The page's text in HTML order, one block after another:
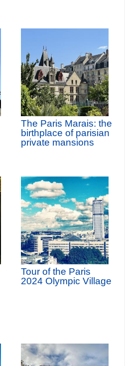
The Paris Marais: the
birthplace of parisian
private mansions
Tour of the Paris
2024 Olympic Village